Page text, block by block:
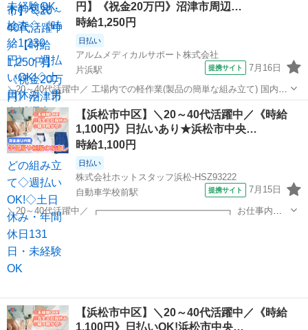
等の箱詰め・検査などの...円】《祝金20万円》沼津市周辺…
時給1,250円
日払い
アルムメディカルサポート株式会社
片浜駅
提携サイト 7月16日
＼20～40代活躍中／ 工場内での軽作業(製品の簡単な組み立て) 国内各
地の船舶などで使用される通信機器等の組立、 製品に計器類をとりつ
けるネジ締めや配線、検査など。 男女共に活躍している職場です。 単
調な流れ作業の工程...
静岡 沼津市 片浜駅 その他
【浜松市中区】＼20～40代活躍中／《時給
1,100円》日払いあり★浜松市中央…
時給1,100円
日払い
株式会社ホットスタッフ浜松-HSZ93222
自動車学校前駅
提携サイト 7月15日
＼20～40代活躍中／ ┏━━━━━━━━━━━━━━┓ お仕事内容
━━━━━━━━━━━━━━┛ 修繕が必要な衣類を扱う 物流会社さ
んでのおしごと★ 回収した学生服やユニフォームの、 お直し作業を担
当していただき...
静岡
【浜松市中区】＼20～40代活躍中／《時給
1,100円》日払いOK!浜松市中央…